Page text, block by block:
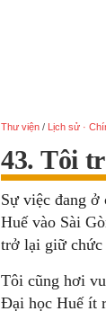
Thư viện / Lịch sử ·
43. Tôi
Sự việc đang
Huế vào Sài
trở lại giữ
Tôi cũng hơi
Đại học Huế ít